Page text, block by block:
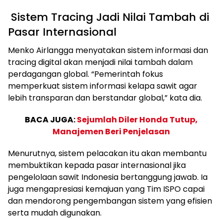
Sistem Tracing Jadi Nilai Tambah di
Pasar Internasional
Menko Airlangga menyatakan sistem informasi dan
tracing digital akan menjadi nilai tambah dalam
perdagangan global. “Pemerintah fokus
memperkuat sistem informasi kelapa sawit agar
lebih transparan dan berstandar global,” kata dia.
BACA JUGA:Sejumlah Diler Honda Tutup,
Manajemen Beri Penjelasan
Menurutnya, sistem pelacakan itu akan membantu
membuktikan kepada pasar internasional jika
pengelolaan sawit Indonesia bertanggung jawab. Ia
juga mengapresiasi kemajuan yang Tim ISPO capai
dan mendorong pengembangan sistem yang efisien
serta mudah digunakan.